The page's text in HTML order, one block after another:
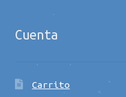
Cuenta
Carrito